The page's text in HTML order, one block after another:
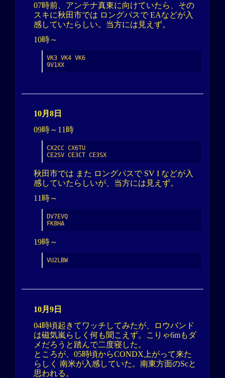
07時前、アンテナ真東に向けていたら、その
スキに秋田市では ロングパスで EAなどが入
感していたらしい。当方には見えず。
10時～
VK3 VK4 VK6
9V1XX
10月8日
09時～11時
CX2CC CX6TU
CE2SV CE3CT CE3SX
秋田市では また ロングパスで SV I などが入
感していたらしいが、当方には見えず。
11時～
DV7EVQ
FK8HA
19時～
VU2LBW
10月9日
04時頃起きてワッチしてみたが、ロウバンド
は磁気嵐らしく何も聞こえず。こりゃ6mもダ
メだろうと踏んで二度寝した。
ところが、05時頃からCONDX上がって来た
らしく 南米が入感していた。南東方面のScと
思われる。